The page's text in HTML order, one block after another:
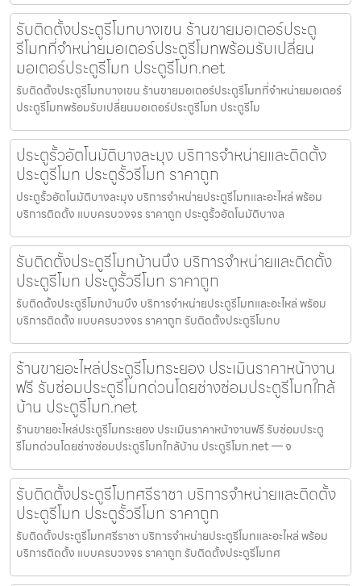
รับติดตั้งประตูรีโมทบางเขน ร้านขายมอเตอร์ประตู
รีโมทที่จำหน่ายมอเตอร์ประตูรีโมทพร้อมรับเปลี่ยน
มอเตอร์ประตูรีโมท ประตูรีโมท.net
รับติดตั้งประตูรีโมทบางเขน ร้านขายมอเตอร์ประตูรีโมทที่จำหน่ายมอเตอร์
ประตูรีโมทพร้อมรับเปลี่ยนมอเตอร์ประตูรีโมท ประตูรีโม
ประตูรั้วอัตโนมัติบางละมุง บริการจำหน่ายและติดตั้ง
ประตูรีโมท ประตูรั้วรีโมท ราคาถูก
ประตูรั้วอัตโนมัติบางละมุง บริการจำหน่ายประตูรีโมทและอะไหล่ พร้อม
บริการติดตั้ง แบบครบวงจร ราคาถูก ประตูรั้วอัตโนมัติบางล
รับติดตั้งประตูรีโมทบ้านบึง บริการจำหน่ายและติดตั้ง
ประตูรีโมท ประตูรั้วรีโมท ราคาถูก
รับติดตั้งประตูรีโมทบ้านบึง บริการจำหน่ายประตูรีโมทและอะไหล่ พร้อม
บริการติดตั้ง แบบครบวงจร ราคาถูก รับติดตั้งประตูรีโมทบ
ร้านขายอะไหล่ประตูรีโมทระยอง ประเมินราคาหน้างาน
ฟรี รับซ่อมประตูรีโมทด่วนโดยช่างซ่อมประตูรีโมทใกล้
บ้าน ประตูรีโมท.net
ร้านขายอะไหล่ประตูรีโมทระยอง ประเมินราคาหน้างานฟรี รับซ่อมประตู
รีโมทด่วนโดยช่างซ่อมประตูรีโมทใกล้บ้าน ประตูรีโมท.net — จ
รับติดตั้งประตูรีโมทศรีราชา บริการจำหน่ายและติดตั้ง
ประตูรีโมท ประตูรั้วรีโมท ราคาถูก
รับติดตั้งประตูรีโมทศรีราชา บริการจำหน่ายประตูรีโมทและอะไหล่ พร้อม
บริการติดตั้ง แบบครบวงจร ราคาถูก รับติดตั้งประตูรีโมทศ